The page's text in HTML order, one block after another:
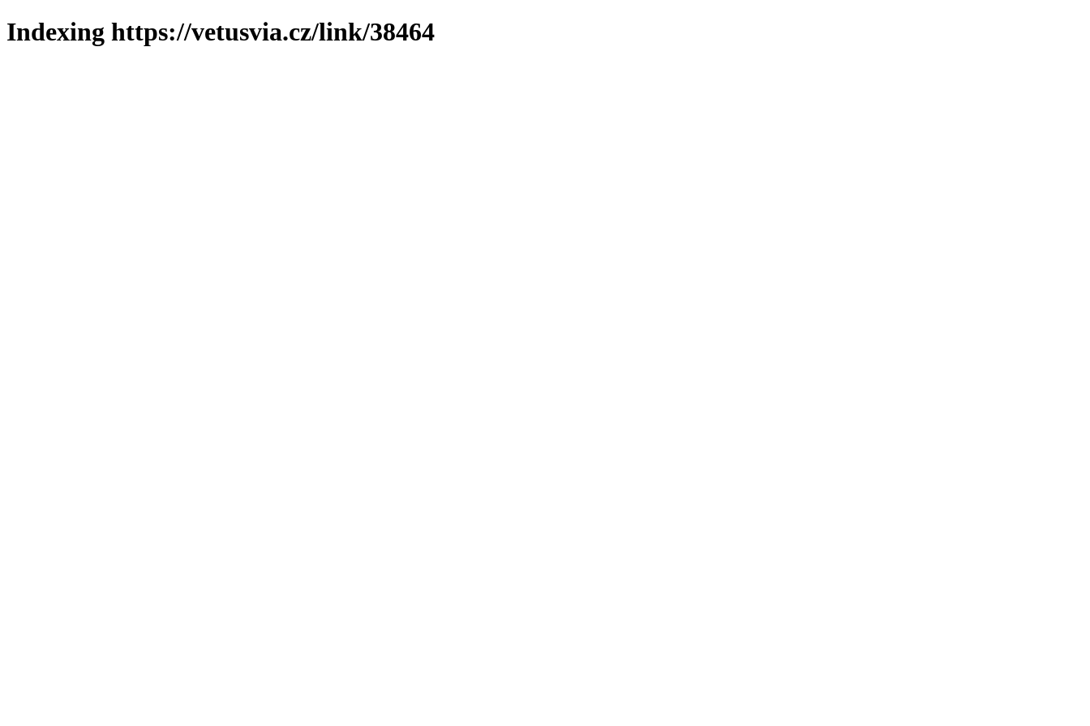
Indexing https://vetusvia.cz/link/38464